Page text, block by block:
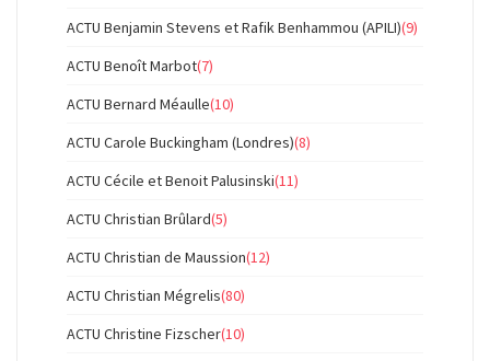
ACTU Benjamin Stevens et Rafik Benhammou (APILI)(9)
ACTU Benoît Marbot(7)
ACTU Bernard Méaulle(10)
ACTU Carole Buckingham (Londres)(8)
ACTU Cécile et Benoit Palusinski(11)
ACTU Christian Brûlard(5)
ACTU Christian de Maussion(12)
ACTU Christian Mégrelis(80)
ACTU Christine Fizscher(10)